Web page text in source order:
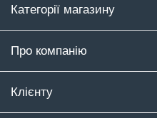
Категорії магазину
Про компанію
Клієнту